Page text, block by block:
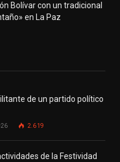
Bolívar con un tradicional
en La Paz
de un partido político
2.619
de la Festividad